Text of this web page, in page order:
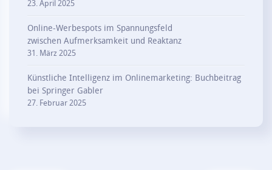
23. April 2025
Online-Werbespots im Spannungsfeld
zwischen Aufmerksamkeit und Reaktanz
31. März 2025
Künstliche Intelligenz im Onlinemarketing: Buchbeitrag
bei Springer Gabler
27. Februar 2025